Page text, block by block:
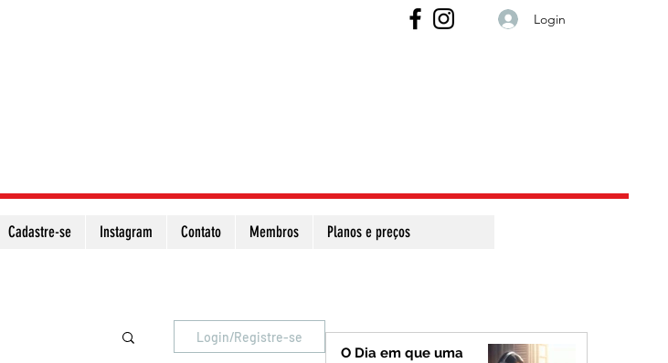
Login
Cadastre-se Instagram Contato Membros Planos e preços
Login/Registre-se
O Dia em que uma